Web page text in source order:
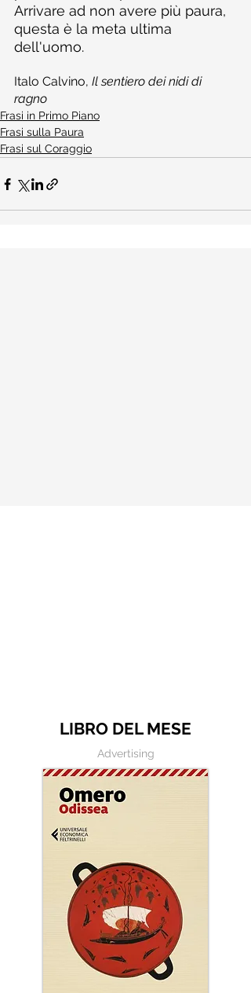
Arrivare ad non avere più paura,
questa è la meta ultima
dell'uomo.
Italo Calvino, Il sentiero dei nidi di
ragno
Frasi in Primo Piano
Frasi sulla Paura
Frasi sul Coraggio
LIBRO DEL MESE
Advertising